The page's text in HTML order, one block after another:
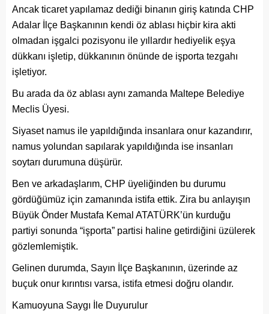
Ancak ticaret yapılamaz dediği binanın giriş katında CHP
Adalar İlçe Başkanının kendi öz ablası hiçbir kira akti
olmadan işgalci pozisyonu ile yıllardır hediyelik eşya
dükkanı işletip, dükkanının önünde de işporta tezgahı
işletiyor.
Bu arada da öz ablası aynı zamanda Maltepe Belediye
Meclis Üyesi.
Siyaset namus ile yapıldığında insanlara onur kazandırır,
namus yolundan sapılarak yapıldığında ise insanları
soytarı durumuna düşürür.
Ben ve arkadaşlarım, CHP üyeliğinden bu durumu
gördüğümüz için zamanında istifa ettik. Zira bu anlayışın
Büyük Önder Mustafa Kemal ATATÜRK’ün kurduğu
partiyi sonunda “işporta” partisi haline getirdiğini üzülerek
gözlemlemiştik.
Gelinen durumda, Sayın İlçe Başkanının, üzerinde az
buçuk onur kırıntısı varsa, istifa etmesi doğru olandır.
Kamuoyuna Saygı İle Duyurulur